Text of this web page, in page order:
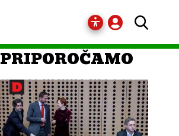
PRIPOROČAMO